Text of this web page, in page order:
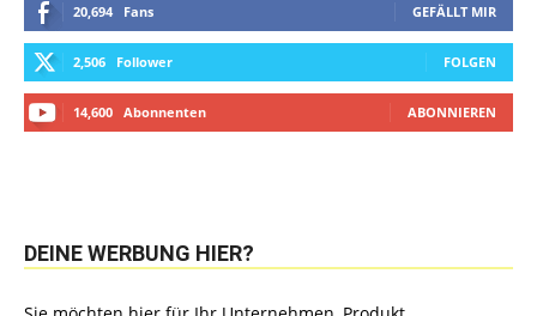
20,694 Fans GEFÄLLT MIR
2,506 Follower FOLGEN
14,600 Abonnenten ABONNIEREN
DEINE WERBUNG HIER?